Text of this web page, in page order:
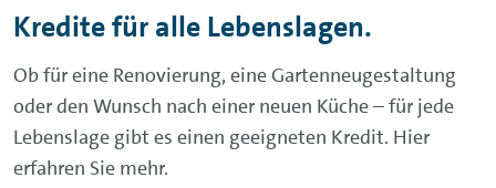
Kredite für alle Lebenslagen.
Ob für eine Renovierung, eine Gartenneugestaltung
oder den Wunsch nach einer neuen Küche – für jede
Lebenslage gibt es einen geeigneten Kredit. Hier
erfahren Sie mehr.